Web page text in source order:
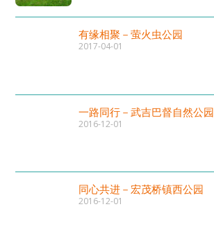
有缘相聚－萤火虫公园
2017-04-01
一路同行－武吉巴督自然公园
2016-12-01
同心共进－宏茂桥镇西公园
2016-12-01